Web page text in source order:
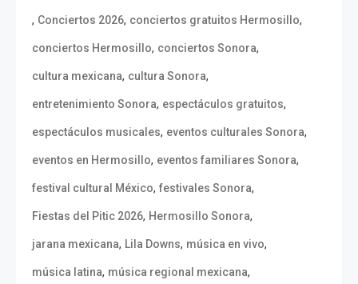
, Conciertos 2026, conciertos gratuitos Hermosillo,
conciertos Hermosillo, conciertos Sonora,
cultura mexicana, cultura Sonora,
entretenimiento Sonora, espectáculos gratuitos,
espectáculos musicales, eventos culturales Sonora,
eventos en Hermosillo, eventos familiares Sonora,
festival cultural México, festivales Sonora,
Fiestas del Pitic 2026, Hermosillo Sonora,
jarana mexicana, Lila Downs, música en vivo,
música latina, música regional mexicana,